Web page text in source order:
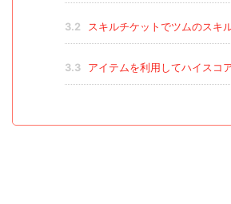
3.2 スキルチケットでツムのスキ
3.3 アイテムを利用してハイスコ